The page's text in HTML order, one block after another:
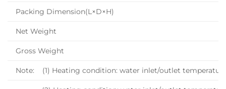
Packing Dimension(L×D×H)
Net Weight
Gross Weight
Note: (1) Heating condition: water inlet/outlet